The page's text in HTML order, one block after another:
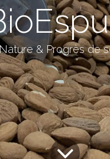
& Progrès de